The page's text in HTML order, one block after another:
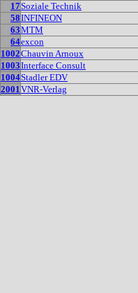
17Soziale Technik
58INFINEON
63MTM
64excon
1002Chauvin Arnoux
1003Interface Consult
1004Stadler EDV
2001VNR-Verlag